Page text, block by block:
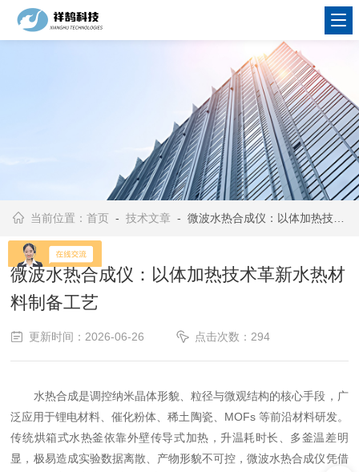
当前位置：首页 -技术文章 - 微波水热合成仪：以体加热技术革新水热材料制备工艺
微波水热合成仪：以体加热技术革新水热材
料制备工艺
更新时间：2026-06-26 点击次数：294
水热合成是调控纳米晶体形貌、粒径与微观结构的核心手段，广
泛应用于锂电材料、催化粉体、稀土陶瓷、MOFs 等前沿材料研发。
传统烘箱式水热釜依靠外壁传导式加热，升温耗时长、多釜温差明
显，极易造成实验数据离散、产物形貌不可控，微波水热合成仪凭借